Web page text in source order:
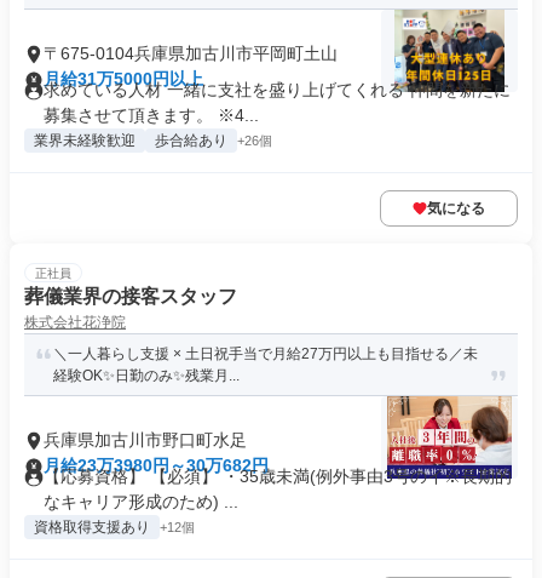
〒675-0104兵庫県加古川市平岡町土山
月給31万5000円以上
求めている人材 一緒に支社を盛り上げてくれる 仲間を新たに
募集させて頂きます。 ※4...
業界未経験歓迎 歩合給あり +26個
気になる
正社員
葬儀業界の接客スタッフ
株式会社花浄院
＼一人暮らし支援 × 土日祝手当で月給27万円以上も目指せる／未
経験OK✨日勤のみ✨残業月...
兵庫県加古川市野口町水足
月給23万3980円～30万682円
【応募資格】 【必須】 ・35歳未満(例外事由3号のイ※長期的
なキャリア形成のため) ...
資格取得支援あり +12個